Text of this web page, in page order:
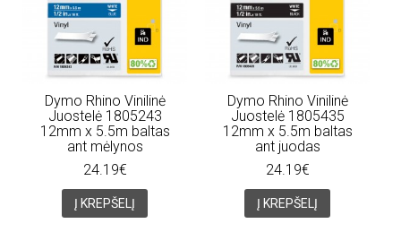
Dymo Rhino Vinilinė
Juostelė 1805243
12mm x 5.5m baltas
ant mėlynos
24.19€
Į KREPŠELĮ
Dymo Rhino Vinilinė
Juostelė 1805435
12mm x 5.5m baltas
ant juodas
24.19€
Į KREPŠELĮ